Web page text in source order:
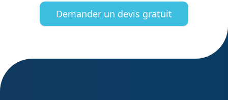
Demander un devis gratuit